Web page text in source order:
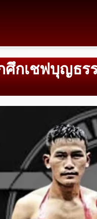
กเชฟบุญธร